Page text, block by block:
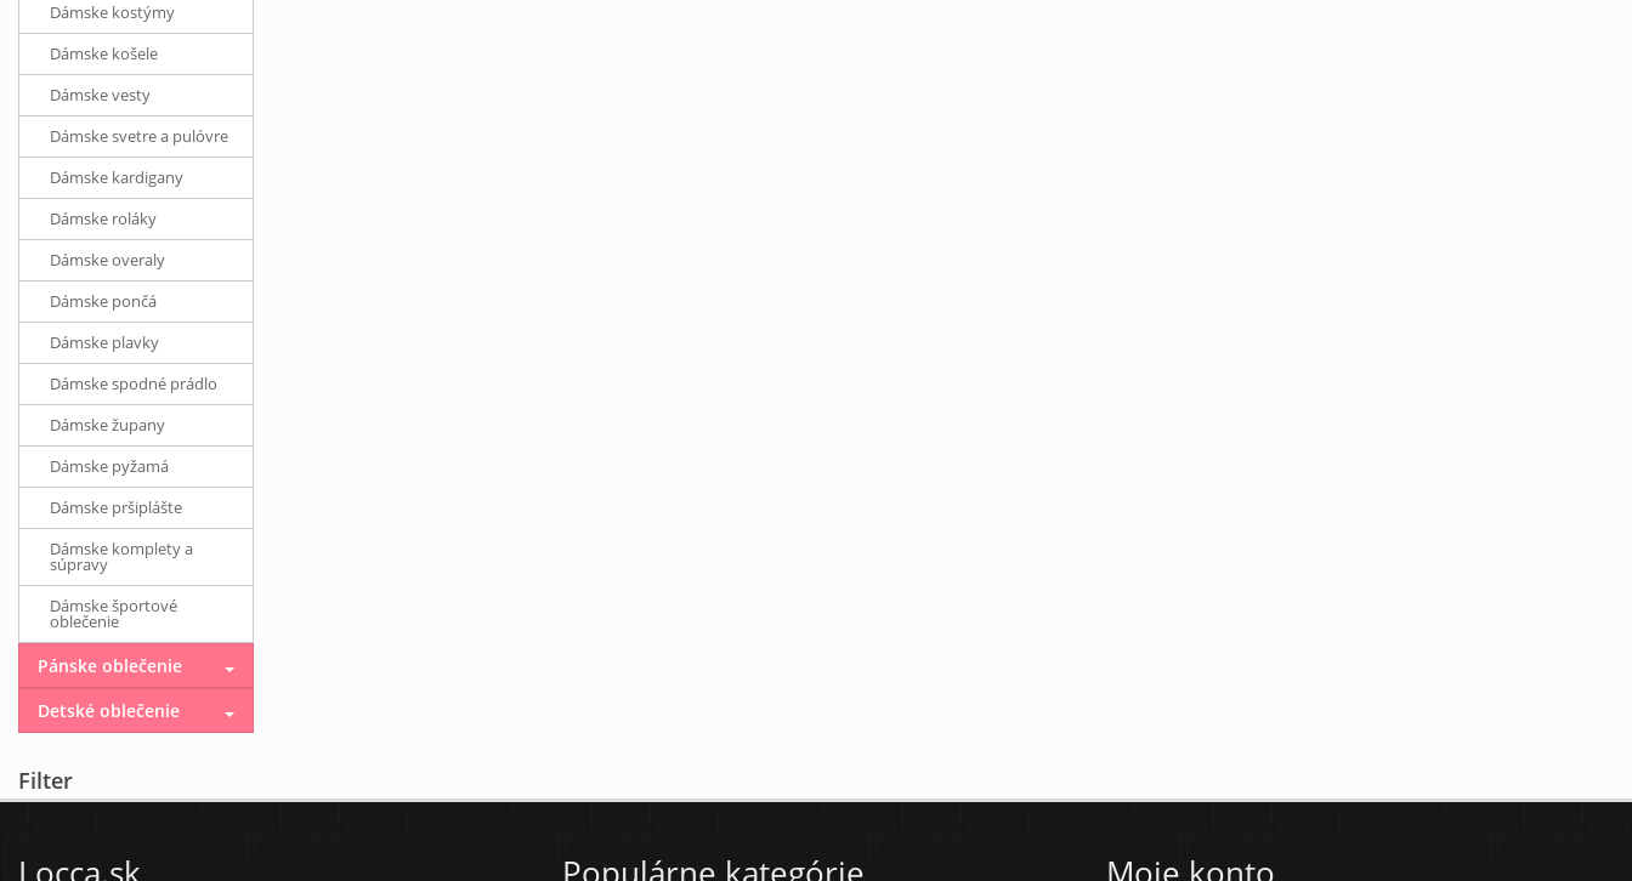
Dámske kostýmy
Dámske košele
Dámske vesty
Dámske svetre a pulóvre
Dámske kardigany
Dámske roláky
Dámske overaly
Dámske pončá
Dámske plavky
Dámske spodné prádlo
Dámske župany
Dámske pyžamá
Dámske pršiplášte
Dámske komplety a
súpravy
Dámske športové
oblečenie
Pánske oblečenie
Detské oblečenie
Filter